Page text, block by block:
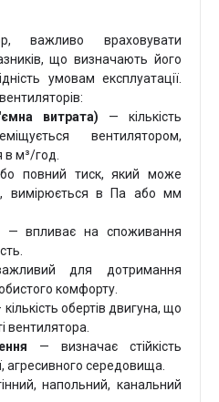
важливо враховувати
що визначають його
умовам експлуатації.
витрата) — кількість
вентилятором,
в м³/год.
повний тиск, який може
вимірюється в Па або мм
— впливає на споживання
для дотримання
комфорту.
кількість обертів двигуна, що
вентилятора.
— визначає стійкість
агресивного середовища.
напольний, канальний